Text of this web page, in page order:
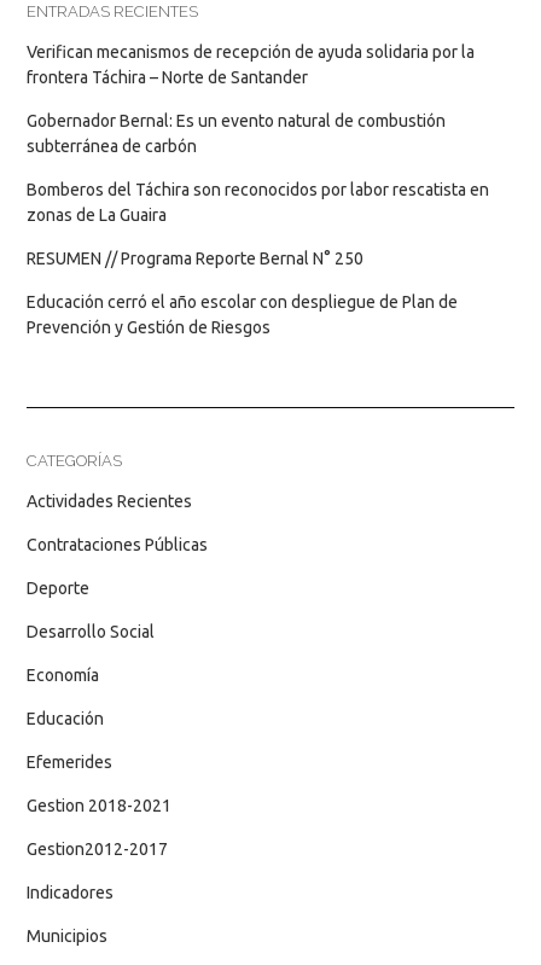
ENTRADAS RECIENTES
Verifican mecanismos de recepción de ayuda solidaria por la
frontera Táchira – Norte de Santander
Gobernador Bernal: Es un evento natural de combustión
subterránea de carbón
Bomberos del Táchira son reconocidos por labor rescatista en
zonas de La Guaira
RESUMEN // Programa Reporte Bernal N° 250
Educación cerró el año escolar con despliegue de Plan de
Prevención y Gestión de Riesgos
CATEGORÍAS
Actividades Recientes
Contrataciones Públicas
Deporte
Desarrollo Social
Economía
Educación
Efemerides
Gestion 2018-2021
Gestion2012-2017
Indicadores
Municipios